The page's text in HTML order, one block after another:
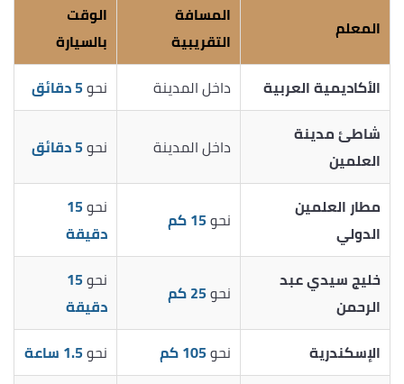
المعلم
المسافة
التقريبية
الوقت
بالسيارة
الأكاديمية العربية
داخل المدينة نحو5 دقائق
شاطئ مدينة
العلمين
داخل المدينة نحو5 دقائق
مطار العلمين
الدولي
نحو15 كم نحو15
دقيقة
خليج سيدي عبد
الرحمن
نحو25 كم نحو15
دقيقة
الإسكندرية
نحو105 كم نحو1.5 ساعة